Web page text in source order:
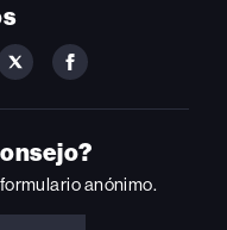
FOLLOW
ON
FOLLOW
ON
FACEBOOK
anónimo.